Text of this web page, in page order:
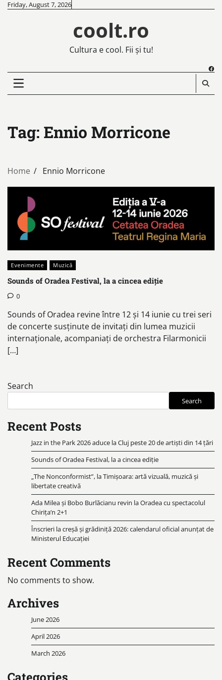
SkipFriday, August 7, 2026
coolt.ro
Cultura e cool. Fii și tu!
Tag: Ennio Morricone
Home Ennio Morricone
Evenimente Muzică
Sounds of Oradea Festival, la a cincea ediție
0
Sounds of Oradea revine între 12 și 14 iunie cu trei seri
de concerte susținute de invitați din lumea muzicii
internaționale, acompaniați de orchestra Filarmonicii
[…]
Search
Search
Recent Posts
Jazz in the Park 2026 aduce la Cluj peste 20 de artiști din 14 țări
Sounds of Oradea Festival, la a cincea ediție
„The Nonconformist”, la Timișoara: artă vizuală, muzică și
libertate creativă
Ada Milea și Bobo Burlăcianu revin la Oradea cu spectacolul
Chirița’n 2+1
Înscrieri la creșă și grădiniță 2026: calendarul oficial anunțat de
Ministerul Educației
Recent Comments
No comments to show.
Archives
June 2026
April 2026
March 2026